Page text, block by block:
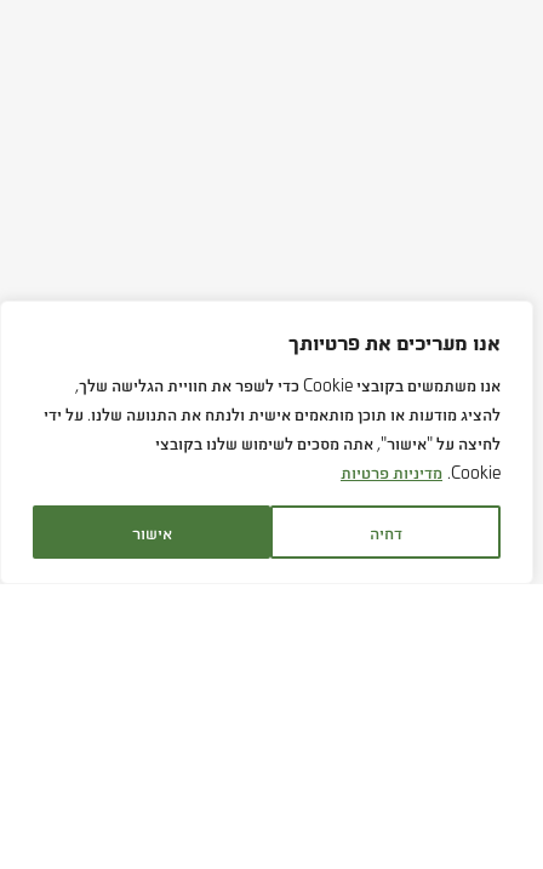
אנו מעריכים את פרטיותך
אנו משתמשים בקובצי Cookie כדי לשפר את חוויית הגלישה שלך,
להציג מודעות או תוכן מותאמים אישית ולנתח את התנועה שלנו. על ידי
לחיצה על "אישור", אתה מסכים לשימוש שלנו בקובצי
Cookie. מדיניות פרטיות
דחיה אישור